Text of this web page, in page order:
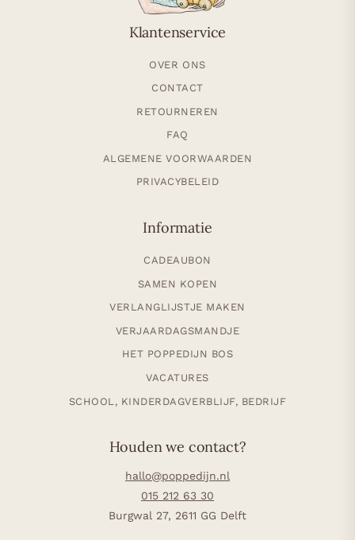
Klantenservice
OVER ONS
CONTACT
RETOURNEREN
FAQ
ALGEMENE VOORWAARDEN
PRIVACYBELEID
Informatie
CADEAUBON
SAMEN KOPEN
VERLANGLIJSTJE MAKEN
VERJAARDAGSMANDJE
HET POPPEDIJN BOS
VACATURES
SCHOOL, KINDERDAGVERBLIJF, BEDRIJF
Houden we contact?
hallo@poppedijn.nl
015 212 63 30
Burgwal 27, 2611 GG Delft